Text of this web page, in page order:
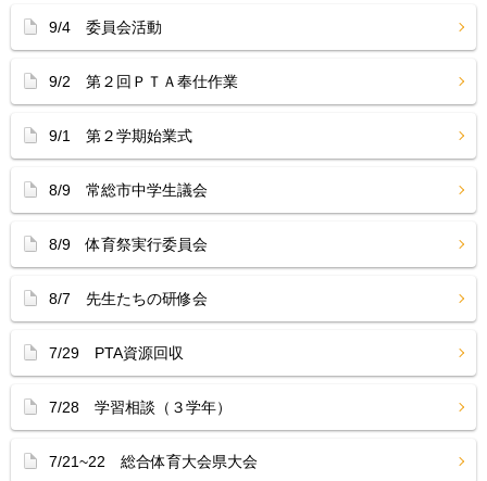
9/4 委員会活動
9/2 第２回ＰＴＡ奉仕作業
9/1 第２学期始業式
8/9 常総市中学生議会
8/9 体育祭実行委員会
8/7 先生たちの研修会
7/29 PTA資源回収
7/28 学習相談（３学年）
7/21~22 総合体育大会県大会